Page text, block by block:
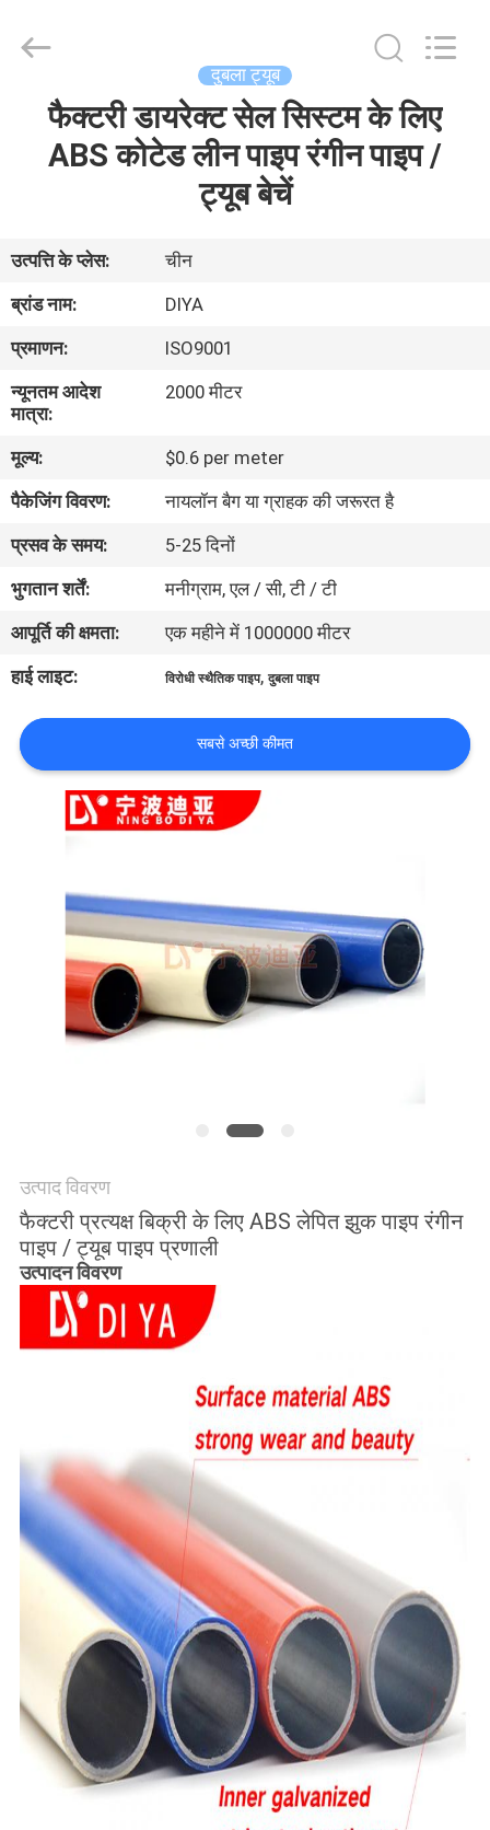
हमारे
बारे
में
कारखाना
भ्रमण
गुणवत्ता
नियंत्रण
संपर्क
करें
समाचार
उद्धरण
विनती
PRIVACY
POLICY
दुबला ट्यूब
फैक्टरी डायरेक्ट सेल सिस्टम के लिए
ABS कोटेड लीन पाइप रंगीन पाइप /
ट्यूब बेचें
उत्पत्ति के प्लेस:
चीन
ब्रांड नाम:
DIYA
प्रमाणन:
ISO9001
न्यूनतम आदेश
मात्रा:
2000 मीटर
मूल्य:
$0.6 per meter
पैकेजिंग विवरण:
नायलॉन बैग या ग्राहक की जरूरत है
प्रसव के समय:
5-25 दिनों
भुगतान शर्तें:
मनीग्राम, एल / सी, टी / टी
आपूर्ति की क्षमता:
एक महीने में 1000000 मीटर
हाई लाइट:
विरोधी स्थैतिक पाइप,दुबला पाइप
सबसे अच्छी कीमत
उत्पाद विवरण
फैक्टरी प्रत्यक्ष बिक्री के लिए ABS लेपित झुक पाइप रंगीन
पाइप / ट्यूब पाइप प्रणाली
उत्पादन विवरण